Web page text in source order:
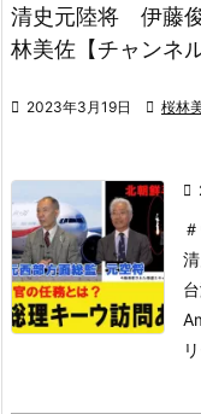
清史元陸将 伊藤
林美佐【チャンネ
 2023年3月19日  桜林
